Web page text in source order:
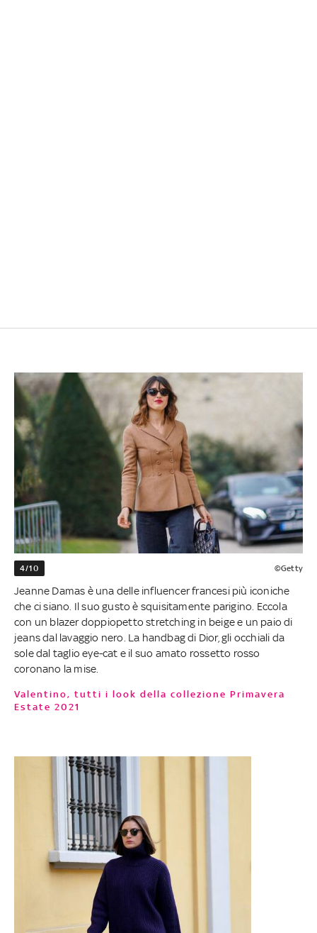
4/10 ©Getty
Jeanne Damas è una delle influencer francesi più iconiche
che ci siano. Il suo gusto è squisitamente parigino. Eccola
con un blazer doppiopetto stretching in beige e un paio di
jeans dal lavaggio nero. La handbag di Dior, gli occhiali da
sole dal taglio eye-cat e il suo amato rossetto rosso
coronano la mise.
Valentino, tutti i look della collezione Primavera
Estate 2021